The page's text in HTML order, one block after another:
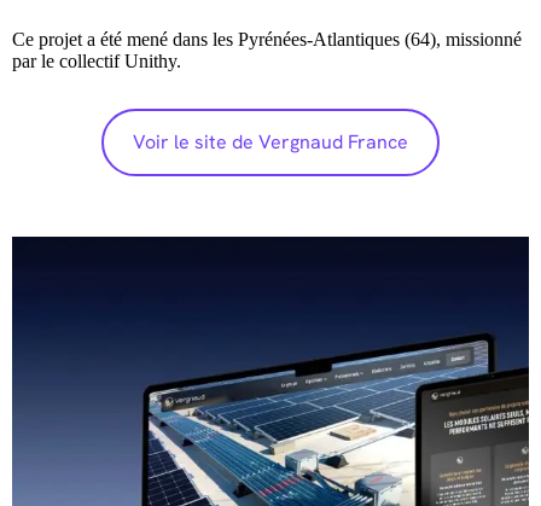
Ce projet a été mené dans les Pyrénées-Atlantiques (64), missionné
par le collectif Unithy.
Voir le site de Vergnaud France